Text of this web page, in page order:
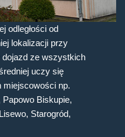
odległości od
lokalizacji przy
dojazd ze wszystkich
uczy się
miejscowości np.
Papowo Biskupie,
Starogród,